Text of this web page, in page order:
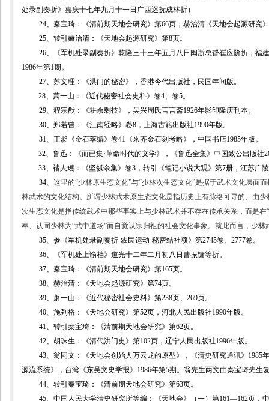
处录副奏折》嘉庆十七年九月十一日广西巡抚成林折）
24、秦宝琦：《清前期天地会研究》第66页；赫治清《天地会起源研究
25、转引赫治清：《天地会起源研究》第8页。
26、《军机处录副奏折》乾隆三十三年五月八日闽浙总督崔应阶折；福
1986年第1期。
27、苏文理：《洪门的秘密》，香港今代出版社，民国年间版。
28、 萧一山：《近代秘密社会史料》卷4、卷5。
29、程宗猷：《耕余剩技》，吴兴周氏言言斋1926年影印隆庆刊本。
30、 郑若曾：《江南经略》卷8 ，上海古籍出版社1990年版。
31、王昶《金石萃编》卷41 《来齐金石刻考略》，中国书店1985年版。
32、鲁迅：《而已集·革命时代的文学》，《鲁迅全集》中国致公出版社
33、 褚人矱：《坚瓠余集》卷3 ，转引《笔记小说大观》第7册，江苏广
34、 这里的“少林原生态文化”与“少林次生态文化”是据于武术文化层面
林武术的文化结构。所谓少林武术原生态文化是指历史上有脉络可寻的、由
次生态文化是指传统武术中那些事实上与少林武术并不存在传承关系，而是在“
奉、认同少林为“武中道场”而自觉认宗归祖的社会文化事象。就此而言，少
35、参《军机处录副奏折·农民运动·秘密结社项》第2745卷、 2777卷。
36、《军机处上谕档》道光十二年二月初八日曹振镛等折。
37、秦宝琦：《清前期天地会研究》第165页。
38、赫治清：《天地会起源研究》第74页。
39、 萧一山：《近代秘密社会史料》第238页、 269页。
40、施列格：《天地会研究》第52页，河北人民出版社1990年版。
41、转引 秦宝琦：《清前期天地会研究》第62页。
42、胡珠生：《清代洪门史》第102页，辽宁人民出版社1996年版。
43、翁同文：《天地会创始人万云龙的原型》，《清史研究通讯》 1985
源流系统》，台湾《东吴文史学报》 1986年第5期。翁先生两文由秦宝琦先生
44、 转引 秦宝琦：《清前期天地会研究》第63页。
45、中国人民大学清史研究所等编：《天地会》（一）第161—162页，